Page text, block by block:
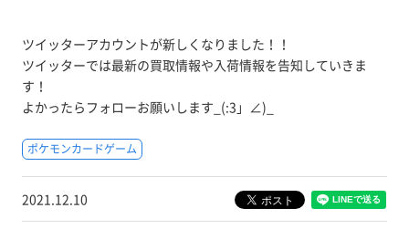
ツイッターアカウントが新しくなりました！！
ツイッターでは最新の買取情報や入荷情報を告知していきま
す！
よかったらフォローお願いします_(:3」∠)_
ポケモンカードゲーム
2021.12.10